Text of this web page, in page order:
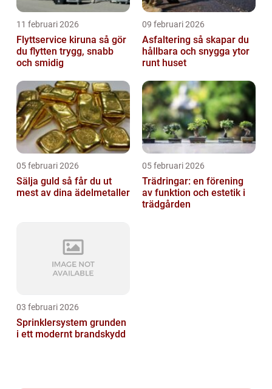
11 februari 2026
Flyttservice kiruna så gör
du flytten trygg, snabb
och smidig
09 februari 2026
Asfaltering så skapar du
hållbara och snygga ytor
runt huset
05 februari 2026
Sälja guld så får du ut
mest av dina ädelmetaller
05 februari 2026
Trädringar: en förening
av funktion och estetik i
trädgården
03 februari 2026
Sprinklersystem grunden
i ett modernt brandskydd